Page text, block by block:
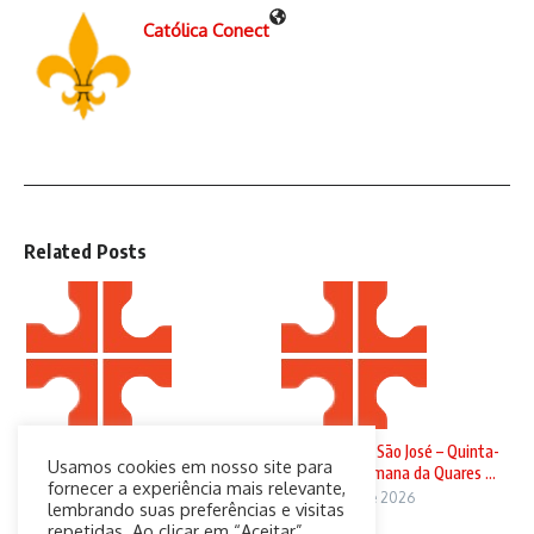
Católica Conect
Related Posts
29 de março de 2026
Solenidade de São José – Quinta-
feira da 4ª Semana da Quares ...
19 de março de 2026
Usamos cookies em nosso site para
fornecer a experiência mais relevante,
lembrando suas preferências e visitas